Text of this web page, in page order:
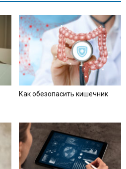
Как обезопасить кишечник